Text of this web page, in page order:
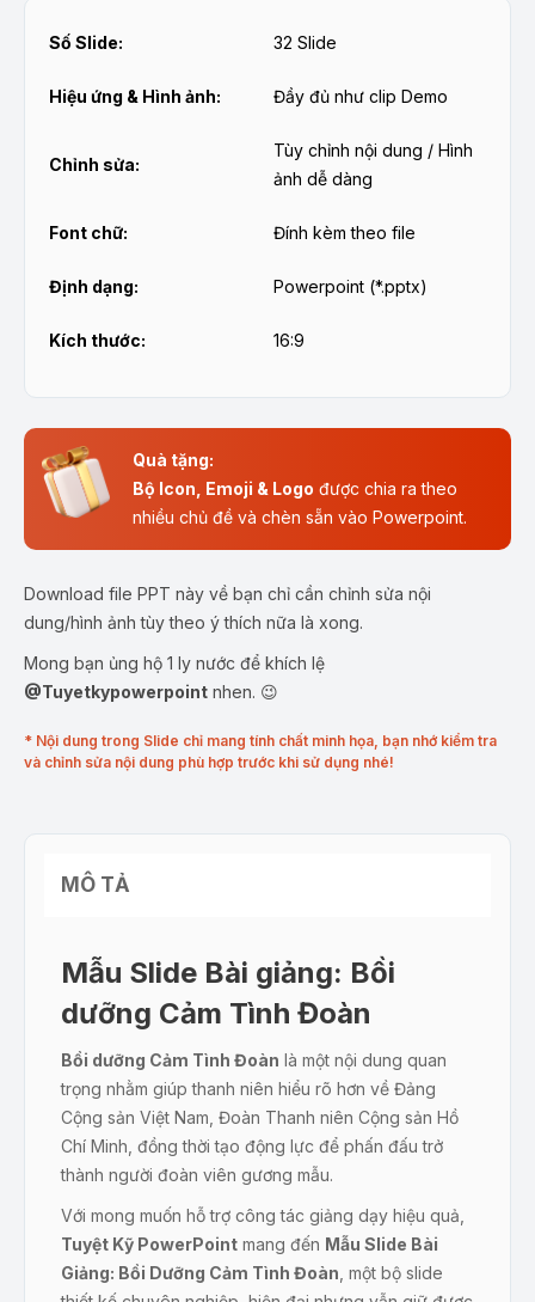
Số Slide: 32 Slide
Hiệu ứng & Hình ảnh: Đầy đủ như clip Demo
Chỉnh sửa:
Tùy chỉnh nội dung / Hình
ảnh dễ dàng
Font chữ: Đính kèm theo file
Định dạng: Powerpoint (*.pptx)
Kích thước: 16:9
Quà tặng:
Bộ Icon, Emoji & Logo được chia ra theo
nhiều chủ đề và chèn sẵn vào Powerpoint.
Download file PPT này về bạn chỉ cần chỉnh sửa nội
dung/hình ảnh tùy theo ý thích nữa là xong.
Mong bạn ủng hộ 1 ly nước để khích lệ
@Tuyetkypowerpoint nhen. 😉
* Nội dung trong Slide chỉ mang tính chất minh họa, bạn nhớ kiểm tra
và chỉnh sửa nội dung phù hợp trước khi sử dụng nhé!
MÔ TẢ
Mẫu Slide Bài giảng: Bồi
dưỡng Cảm Tình Đoàn
Bồi dưỡng Cảm Tình Đoàn là một nội dung quan
trọng nhằm giúp thanh niên hiểu rõ hơn về Đảng
Cộng sản Việt Nam, Đoàn Thanh niên Cộng sản Hồ
Chí Minh, đồng thời tạo động lực để phấn đấu trở
thành người đoàn viên gương mẫu.
Với mong muốn hỗ trợ công tác giảng dạy hiệu quả,
Tuyệt Kỹ PowerPoint mang đến Mẫu Slide Bài
Giảng: Bồi Dưỡng Cảm Tình Đoàn , một bộ slide